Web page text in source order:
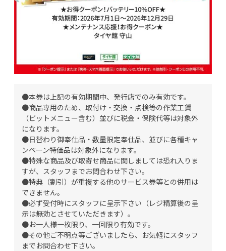
●本券は上記の有効期間中、発行店でのみ有効です。
●商品専用のため、取付け・交換・点検等の作業工賃
（ピットメニュー含む）並びに税金・保険代等は対象外
になります。
●日替わり御奉仕品・数量限定奉仕品、並びに各種キャ
ンペーン特価品は対象外になります。
●特殊な商品及び取寄せ商品に関しましては恐れ入りま
すが、スタッフまでお問合わせ下さい。
●特典（割引）が重複する他のサービス券等との併用は
できません。
●必ず受付時にスタッフに呈示下さい（レジ精算後の呈
示は無効とさせていただきます）。
●お一人様一枚限り、一回限り有効です。
●その他ご不明点等ございましたら、お気軽にスタッフ
までお問合わせ下さい。